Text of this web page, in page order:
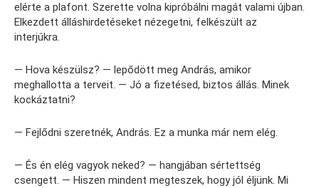
elérte a plafont. Szerette volna kipróbálni magát valami újban.
Elkezdett álláshirdetéseket nézegetni, felkészült az
interjúkra.
— Hova készülsz? — lepődött meg András, amikor
meghallotta a terveit. — Jó a fizetésed, biztos állás. Minek
kockáztatni?
— Fejlődni szeretnék, András. Ez a munka már nem elég.
— És én elég vagyok neked? — hangjában sértettség
csengett. — Hiszen mindent megteszek, hogy jól éljünk. Mi